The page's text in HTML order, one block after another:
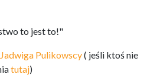
to jest to!"
Pulikowscy( jeśli ktoś nie
tutaj)